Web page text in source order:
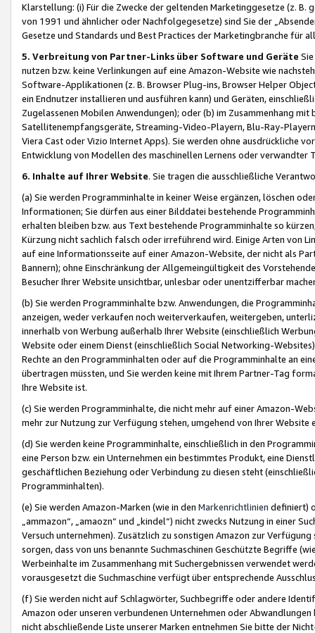
Klarstellung: (i) Für die Zwecke der geltenden Marketinggesetze (z. B.
von 1991 und ähnlicher oder Nachfolgegesetze) sind Sie der
Gesetze und Standards und Best Practices der Marketingbranche für
5. Verbreitung von Partner-Links über Software und Geräte
nutzen bzw. keine Verlinkungen auf eine Amazon-Website wie
Software-Applikationen (z. B. Browser Plug-ins, Browser Helper
ein Endnutzer installieren und ausführen kann) und Geräten,
Zugelassenen Mobilen Anwendungen); oder (b) im Zusammenhang
Satellitenempfangsgeräte, Streaming-Video-Playern, Blu-Ray-
Viera Cast oder Vizio Internet Apps). Sie werden ohne ausdrückliche
Entwicklung von Modellen des maschinellen Lernens oder
6. Inhalte auf Ihrer Website. Sie tragen die ausschließliche
(a) Sie werden Programminhalte in keiner Weise ergänzen, löschen
Informationen; Sie dürfen aus einer Bilddatei bestehende
erhalten bleiben bzw. aus Text bestehende Programminhalte so
Kürzung nicht sachlich falsch oder irreführend wird. Einige Arten von
auf eine Informationsseite auf einer Amazon-Website, der nicht als
Bannern); ohne Einschränkung der Allgemeingültigkeit des
Besucher Ihrer Website unsichtbar, unlesbar oder unentzifferbar
(b) Sie werden Programminhalte bzw. Anwendungen, die
anzeigen, weder verkaufen noch weiterverkaufen, weitergeben,
innerhalb von Werbung außerhalb Ihrer Website (einschließlich
Website oder einem Dienst (einschließlich Social Networking-
Rechte an den Programminhalten oder auf die Programminhalte an
übertragen müssten, und Sie werden keine mit Ihrem Partner-Tag
Ihre Website ist.
(c) Sie werden Programminhalte, die nicht mehr auf einer Amazon-
mehr zur Nutzung zur Verfügung stehen, umgehend von Ihrer
(d) Sie werden keine Programminhalte, einschließlich in den
eine Person bzw. ein Unternehmen ein bestimmtes Produkt, eine
geschäftlichen Beziehung oder Verbindung zu diesen steht
Programminhalten).
(e) Sie werden Amazon-Marken (wie in den Markenrichtlinien definiert)
„ammazon“, „amaozn“ und „kindel“) nicht zwecks Nutzung in einer
Versuch unternehmen). Zusätzlich zu sonstigen Amazon zur
sorgen, dass von uns benannte Suchmaschinen Geschützte Begriffe
Werbeinhalte im Zusammenhang mit Suchergebnissen verwendet
vorausgesetzt die Suchmaschine verfügt über entsprechende
(f) Sie werden nicht auf Schlagwörter, Suchbegriffe oder andere
Amazon oder unseren verbundenen Unternehmen oder
nicht abschließende Liste unserer Marken entnehmen Sie bitte der